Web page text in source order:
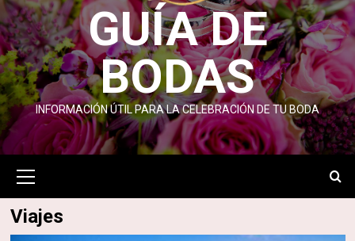
GUÍA DE
BODAS
INFORMACIÓN ÚTIL PARA LA CELEBRACIÓN DE TU BODA
primario
Viajes